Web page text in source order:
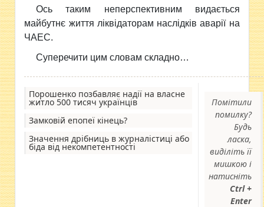
Ось таким неперспективним видається
майбутнє життя ліквідаторам наслідків аварії на
ЧАЕС.
Суперечити цим словам складно…
Порошенко позбавляє надії на власне
житло 500 тисяч українців
Замковій епопеї кінець?
Значення дрібниць в журналістиці або
біда від некомпетентності
Помітили
помилку?
Будь
ласка,
виділіть її
мишкою і
натисніть
Ctrl +
Enter